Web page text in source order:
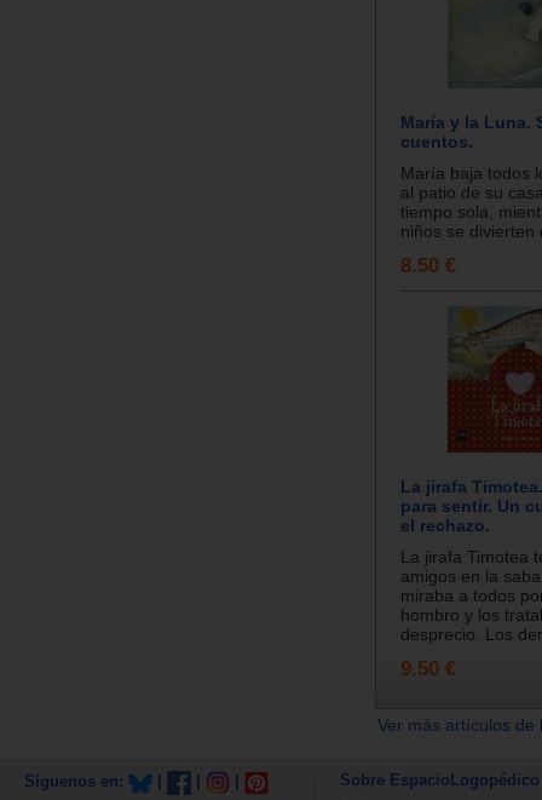
María y la Luna.
cuentos.
María baja todos
al patio de su
tiempo sola,
niños se divierten
8.50 €
La jirafa
para sentir. Un
el rechazo.
La jirafa Timotea
amigos en la
miraba a todos
hombro y los
desprecio. Los
9.50 €
Ver más artículos
Síguenos en: Sobre EspacioLogopédico